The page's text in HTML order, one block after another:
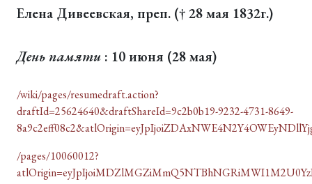
Елена Дивеевская, преп. († 28 мая 1832г.)
День памяти : 10 июня (28 мая)
/wiki/pages/resumedraft.action?
draftId=25624640&draftShareId=9c2b0b19-9232-4731-8649-
/pages/10060012?